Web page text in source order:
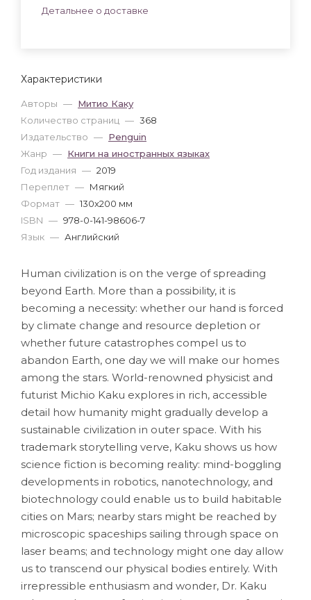
Характеристики
Авторы — Митио Каку
Количество страниц — 368
Издательство — Penguin
Жанр — Книги на иностранных языках
Год издания — 2019
Переплет — Мягкий
Формат — 130x200 мм
ISBN — 978-0-141-98606-7
Язык — Английский
Детальнее о доставке
Human civilization is on the verge of spreading
beyond Earth. More than a possibility, it is
becoming a necessity: whether our hand is forced
by climate change and resource depletion or
whether future catastrophes compel us to
abandon Earth, one day we will make our homes
among the stars. World-renowned physicist and
futurist Michio Kaku explores in rich, accessible
detail how humanity might gradually develop a
sustainable civilization in outer space. With his
trademark storytelling verve, Kaku shows us how
science fiction is becoming reality: mind-boggling
developments in robotics, nanotechnology, and
biotechnology could enable us to build habitable
cities on Mars; nearby stars might be reached by
microscopic spaceships sailing through space on
laser beams; and technology might one day allow
us to transcend our physical bodies entirely. With
irrepressible enthusiasm and wonder, Dr. Kaku